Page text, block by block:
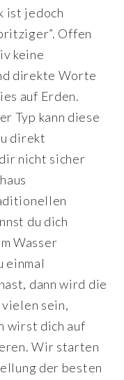
ist jedoch
Offen
keine
direkte Worte
auf Erden.
Typ kann diese
direkt
nicht sicher
du dich
Wasser
einmal
dann wird die
sein,
wirst dich auf
Wir starten
der besten